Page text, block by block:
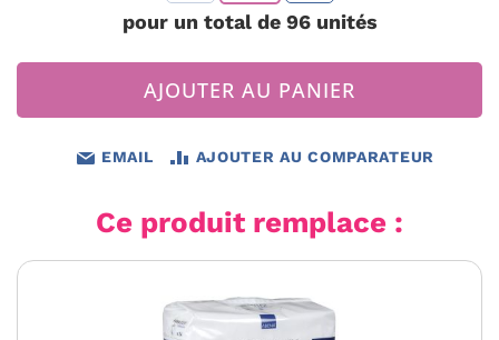
pour un total de 96unités
AJOUTER AU PANIER
EMAIL AJOUTER AU COMPARATEUR
Ce produit remplace :